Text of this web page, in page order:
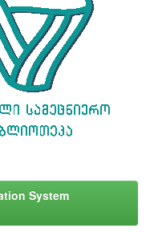
System